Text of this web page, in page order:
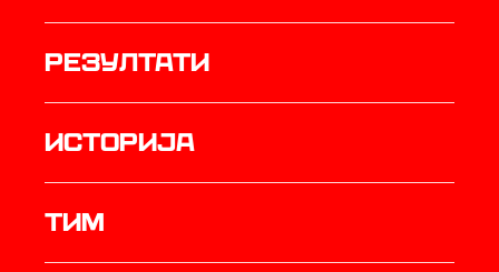
резултати
историја
ТИМ